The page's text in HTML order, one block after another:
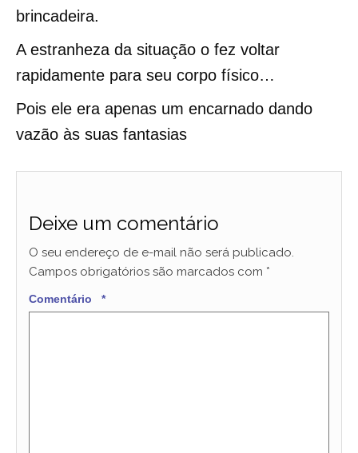
brincadeira.
A estranheza da situação o fez voltar
rapidamente para seu corpo físico…
Pois ele era apenas um encarnado dando
vazão às suas fantasias
Deixe um comentário
O seu endereço de e-mail não será publicado.
Campos obrigatórios são marcados com *
Comentário*